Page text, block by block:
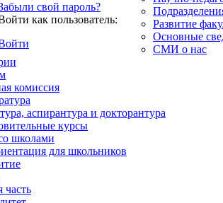
свой пароль?
как пользователь:
Развитие
Основные
СМИ о нас
комиссия
аспирантура и докторантура
курсы
школами
для школьников
часть